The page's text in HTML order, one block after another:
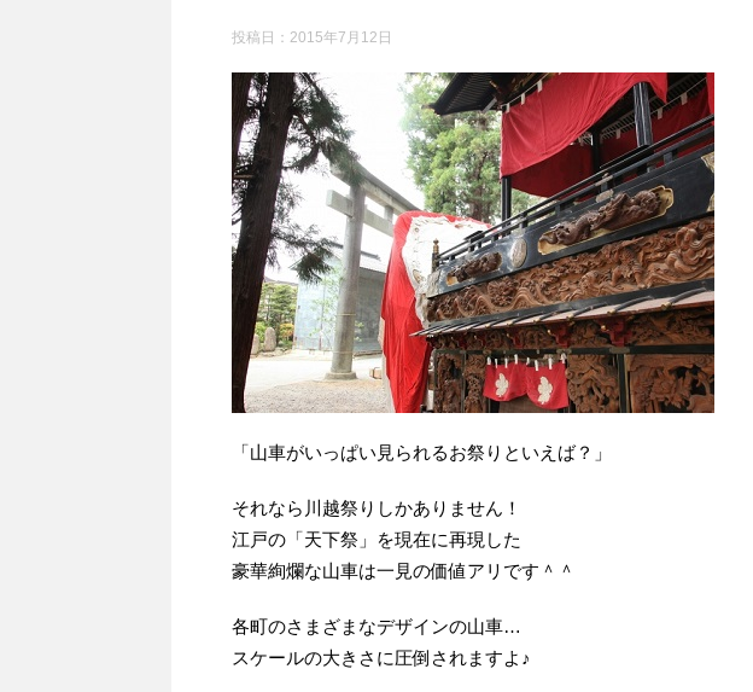
投稿日： 2015年7月12日
「山車がいっぱい見られるお祭りといえば？」
それなら川越祭りしかありません！
江戸の「天下祭」を現在に再現した
豪華絢爛な山車は一見の価値アリです＾＾
各町のさまざまなデザインの山車…
スケールの大きさに圧倒されますよ♪